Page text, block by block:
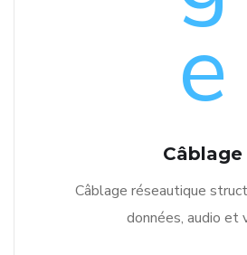
Câblage
Câblage réseautique
données, audio et